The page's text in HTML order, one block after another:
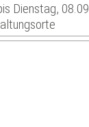
Dienstag,